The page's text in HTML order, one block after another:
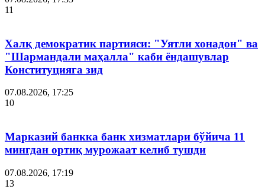
11
Халқ демократик партияси: "Уятли хонадон" ва
"Шармандали маҳалла" каби ёндашувлар
Конституцияга зид
07.08.2026, 17:25
10
Марказий банкка банк хизматлари бўйича 11
мингдан ортиқ мурожаат келиб тушди
07.08.2026, 17:19
13